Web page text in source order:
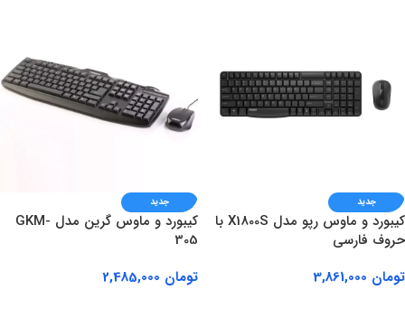
جدید
کیبورد و ماوس رپو مدل X1800S با
حروف فارسی
تومان
جدید
کیبورد و ماوس گرین مدل GKM-
305
تومان